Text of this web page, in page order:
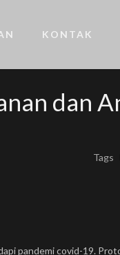
KONTAK
dan
Tags
pandemi covid-19.